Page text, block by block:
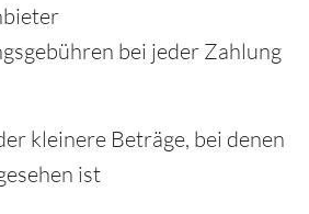
bei jeder Zahlung
kleinere Beträge, bei denen
ist